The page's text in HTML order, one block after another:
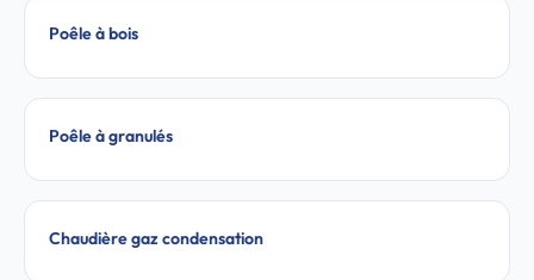
Poêle à bois
Poêle à granulés
Chaudière gaz condensation